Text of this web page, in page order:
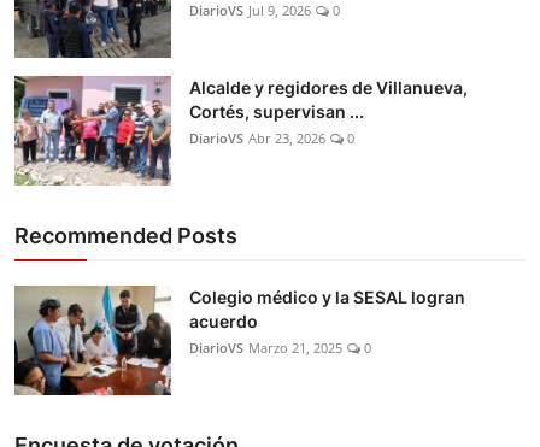
DiarioVS Jul 9, 2026 0
Alcalde y regidores de Villanueva,
Cortés, supervisan ...
DiarioVS Abr 23, 2026 0
Recommended Posts
Colegio médico y la SESAL logran
acuerdo
DiarioVS Marzo 21, 2025 0